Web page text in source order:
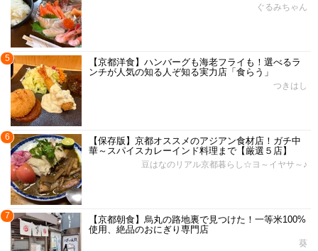
ぐるみちゃん
5
【京都洋食】ハンバーグも海老フライも！選べるラ
ンチが人気の知る人ぞ知る実力店「食らう」
つきはし
6
【保存版】京都オススメのアジアン食材店！ガチ中
華～スパイスカレーインド料理まで【厳選５店】
豆はなのリアル京都暮らし☆ヨ～イヤサ～♪
7
【京都朝食】烏丸の路地裏で見つけた！一等米100%
使用、絶品のおにぎり専門店
葵